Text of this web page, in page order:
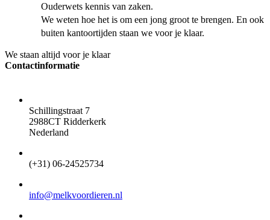
Ouderwets kennis van zaken.
We weten hoe het is om een jong groot te brengen. En ook
buiten kantoortijden staan we voor je klaar.
We staan altijd voor je klaar
Contactinformatie
Schillingstraat 7
2988CT Ridderkerk
Nederland
(+31) 06-24525734
info@melkvoordieren.nl